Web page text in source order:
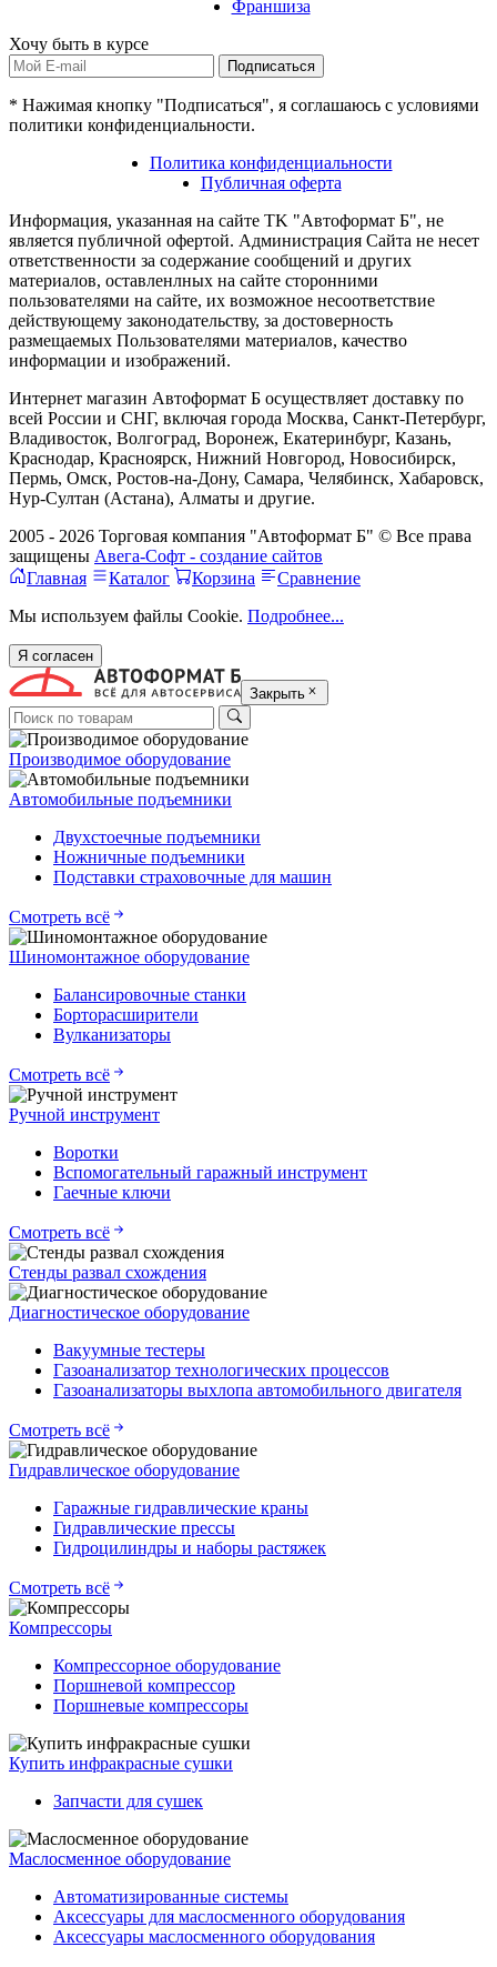
Франшиза
Хочу быть в курсе
Подписаться
* Нажимая кнопку "Подписаться", я соглашаюсь с условиями
политики конфиденциальности.
Политика конфиденциальности
Публичная оферта
Информация, указанная на сайте TK "Автоформат Б", не
является публичной офертой. Администрация Сайта не несет
ответственности за содержание сообщений и других
материалов, оставленлных на сайте сторонними
пользователями на сайте, их возможное несоответствие
действующему законодательству, за достоверность
размещаемых Пользователями материалов, качество
информации и изображений.
Интернет магазин Автоформат Б осуществляет доставку по
всей России и СНГ, включая города Москва, Санкт-Петербург,
Владивосток, Волгоград, Воронеж, Екатеринбург, Казань,
Краснодар, Красноярск, Нижний Новгород, Новосибирск,
Пермь, Омск, Ростов-на-Дону, Самара, Челябинск, Хабаровск,
Нур-Султан (Астана), Алматы и другие.
2005 - 2026 Торговая компания "Автоформат Б" © Все права
защищены Авега-Софт - создание сайтов
Главная
Каталог Корзина
Сравнение
Мы используем файлы Cookie. Подробнее...
Я согласен
Закрыть
Производимое оборудование
Автомобильные подъемники
Двухстоечные подъемники
Ножничные подъемники
Подставки страховочные для машин
Смотреть всё
Шиномонтажное оборудование
Балансировочные станки
Борторасширители
Вулканизаторы
Смотреть всё
Ручной инструмент
Воротки
Вспомогательный гаражный инструмент
Гаечные ключи
Смотреть всё
Стенды развал схождения
Диагностическое оборудование
Вакуумные тестеры
Газоанализатор технологических процессов
Газоанализаторы выхлопа автомобильного двигателя
Смотреть всё
Гидравлическое оборудование
Гаражные гидравлические краны
Гидравлические прессы
Гидроцилиндры и наборы растяжек
Смотреть всё
Компрессоры
Компрессорное оборудование
Поршневой компрессор
Поршневые компрессоры
Купить инфракрасные сушки
Запчасти для сушек
Маслосменное оборудование
Автоматизированные системы
Аксессуары для маслосменного оборудования
Аксессуары маслосменного оборудования